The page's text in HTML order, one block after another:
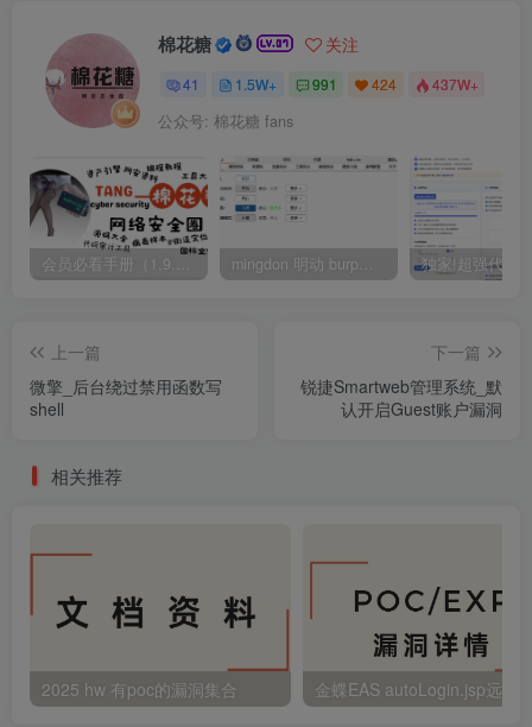
棉花糖 关注
41 1.5W+ 991 424 437W+
公众号: 棉花糖 fans
会员必看手册（1.9.0版本 26.4.5更新） mingdon 明动 burp插件0.2.6版本 本地时间校验去除版
上一篇
微擎_后台绕过禁用函数写
shell
下一篇
锐捷Smartweb管理系统_默
认开启Guest账户漏洞
相关推荐
2025 hw 有poc的漏洞集合